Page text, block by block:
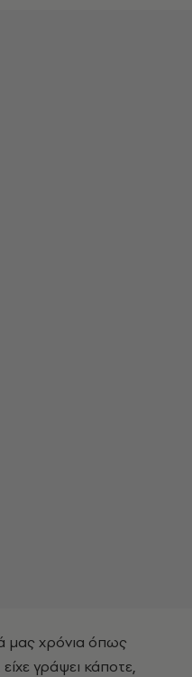
μας χρόνια όπως
γράψει κάποτε,